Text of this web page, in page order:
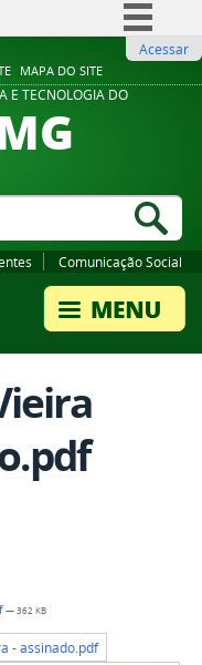
MAPA DO SITE
Comunica BR
Participe
Legislação
Acessar
E TECNOLOGIA DO
Comunicação Social
— 362 KB
- assinado.pdf